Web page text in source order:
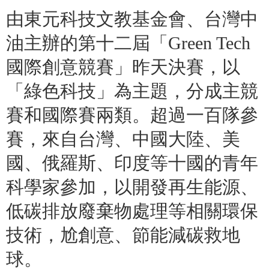
由東元科技文教基金會、台灣中
油主辦的第十二屆「 Green Tech
國際創意競賽」昨天決賽，以
「綠色科技」為主題，分成主競
賽和國際賽兩類。超過一百隊參
賽，來自台灣、中國大陸、美
國、俄羅斯、印度等十國的青年
科學家參加，以開發再生能源、
低碳排放廢棄物處理等相關環保
技術，尬創意、節能減碳救地
球。